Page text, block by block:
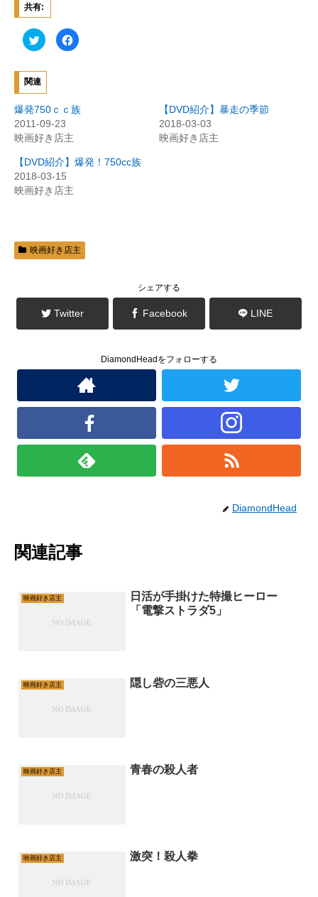
共有:
ク
リ
し
て
T
w
i
t
t
e
r
共
有
(
新
し
い
ウ
で
開
F
a
で
共
は
ク
い
(
新
ン
ド
ウ
で
)
関連
爆発750ｃｃ族
2011-09-23
映画好き店主
【DVD紹介】暴走の季節
2018-03-03
映画好き店主
【DVD紹介】爆発！750cc族
2018-03-15
映画好き店主
映画好き店主
シェアする
Twitter Facebook LINE
DiamondHeadをフォローする
DiamondHead
関連記事
映画好き店主
日活が手掛けた特撮ヒーロー
「電撃ストラダ5」
映画好き店主 隠し砦の三悪人
映画好き店主 青春の殺人者
映画好き店主 激突！殺人拳